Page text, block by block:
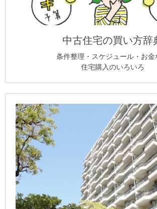
中古住宅の買い方辞
条件整理・スケジュール・お金
住宅購入のいろいろ